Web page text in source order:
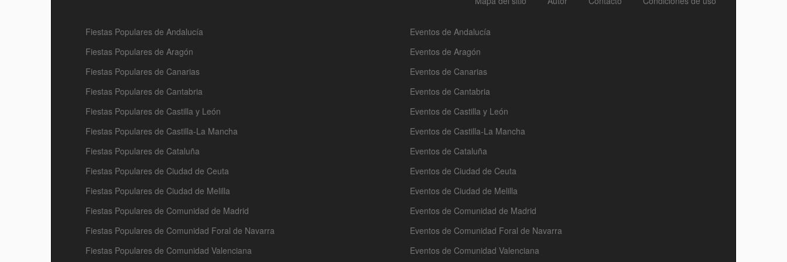
Fiestas Populares de Andalucía
Fiestas Populares de Aragón
Fiestas Populares de Canarias
Fiestas Populares de Cantabria
Fiestas Populares de Castilla y León
Fiestas Populares de Castilla-La Mancha
Fiestas Populares de Cataluña
Fiestas Populares de Ciudad de Ceuta
Fiestas Populares de Ciudad de Melilla
Fiestas Populares de Comunidad de Madrid
Fiestas Populares de Comunidad Foral de Navarra
Fiestas Populares de Comunidad Valenciana
Eventos de Andalucía
Eventos de Aragón
Eventos de Canarias
Eventos de Cantabria
Eventos de Castilla y León
Eventos de Castilla-La Mancha
Eventos de Cataluña
Eventos de Ciudad de Ceuta
Eventos de Ciudad de Melilla
Eventos de Comunidad de Madrid
Eventos de Comunidad Foral de Navarra
Eventos de Comunidad Valenciana